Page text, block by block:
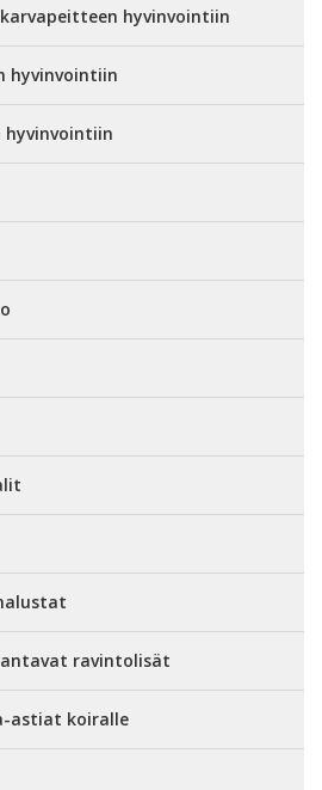
hyvinvointiin
hyvinvointiin
hyvinvointiin
ravintolisät
astiat koiralle